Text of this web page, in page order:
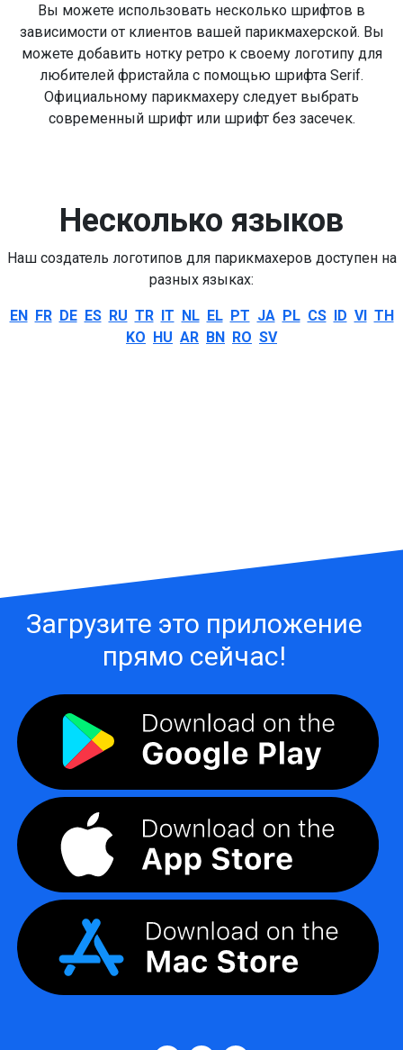
Вы можете использовать несколько шрифтов в
зависимости от клиентов вашей парикмахерской. Вы
можете добавить нотку ретро к своему логотипу для
любителей фристайла с помощью шрифта Serif.
Официальному парикмахеру следует выбрать
современный шрифт или шрифт без засечек.
Несколько языков
Наш создатель логотипов для парикмахеров доступен на
разных языках:
EN FR DE ES RU TR IT NL EL PT JA PL CS ID VI TH
KO HU AR BN RO SV
Загрузите это приложение
прямо сейчас!